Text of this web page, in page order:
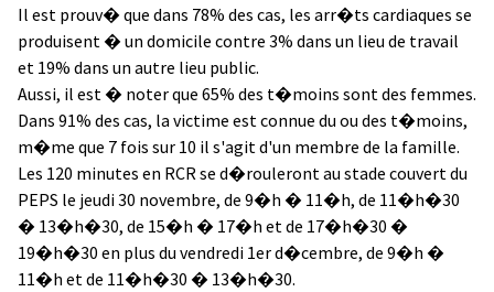
Il est prouv� que dans 78% des cas, les arr�ts cardiaques se
produisent � un domicile contre 3% dans un lieu de travail
et 19% dans un autre lieu public.
Aussi, il est � noter que 65% des t�moins sont des femmes.
Dans 91% des cas, la victime est connue du ou des t�moins,
m�me que 7 fois sur 10 il s'agit d'un membre de la famille.
Les 120 minutes en RCR se d�rouleront au stade couvert du
PEPS le jeudi 30 novembre, de 9�h � 11�h, de 11�h�30
� 13�h�30, de 15�h � 17�h et de 17�h�30 �
19�h�30 en plus du vendredi 1er d�cembre, de 9�h �
11�h et de 11�h�30 � 13�h�30.